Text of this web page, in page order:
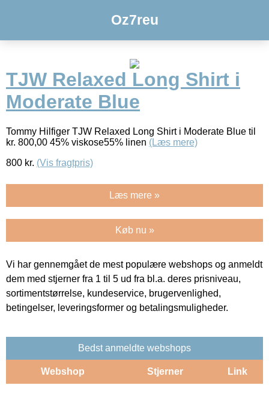
Oz7reu
TJW Relaxed Long Shirt i
Moderate Blue
Tommy Hilfiger TJW Relaxed Long Shirt i Moderate Blue til
kr. 800,00 45% viskose55% linen (Læs mere)
800 kr. (Vis fragtpris)
Læs mere »
Køb nu »
Vi har gennemgået de mest populære webshops og anmeldt
dem med stjerner fra 1 til 5 ud fra bl.a. deres prisniveau,
sortimentstørrelse, kundeservice, brugervenlighed,
betingelser, leveringsformer og betalingsmuligheder.
Bedst anmeldte webshops
Webshop Stjerner Link